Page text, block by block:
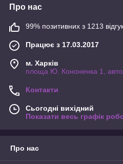
Про нас
99% позитивних з 1213
Працює з 17.03.2017
м. Харків
площа Ю. Кононенка 1,
Контакти
Сьогодні вихідний
Показати весь графік
Про нас